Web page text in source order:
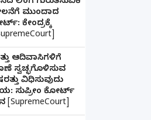
ಮುಂದಾದ
ಕೇಂದ್ರಕ್ಕೆ
ಆದಿವಾಸಿಗಳಿಗೆ
ಸ್ವಚ್ಛಗೊಳಿಸುವ
ವಿಧಿಸುವುದು
ಸುಪ್ರೀಂ ಕೋರ್ಟ್